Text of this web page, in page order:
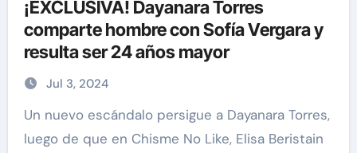
¡EXCLUSIVA! Dayanara Torres
comparte hombre con Sofía Vergara y
resulta ser 24 años mayor
Jul 3, 2024
Un nuevo escándalo persigue a Dayanara Torres,
luego de que en Chisme No Like, Elisa Beristain